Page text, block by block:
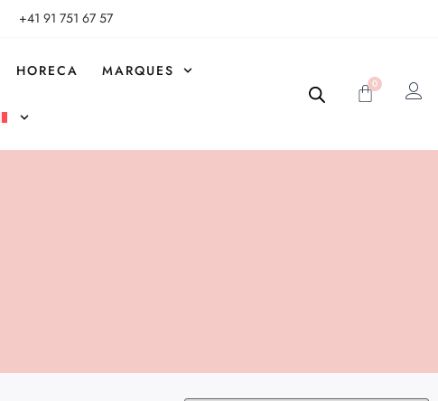
+41 91 751 67 57
HORECA MARQUES
0